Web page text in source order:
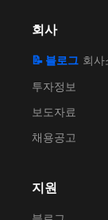
회사
📝 블로그 회사
투자정보
보도자료
채용공고
지원